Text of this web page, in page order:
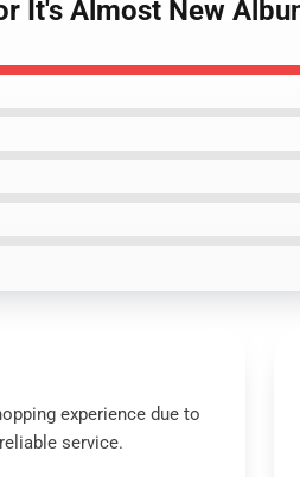
It's Almost New
experience due to
service.